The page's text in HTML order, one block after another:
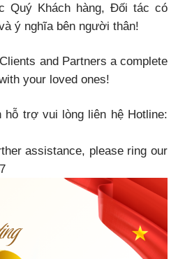
Quý Khách hàng, Đối tác có
ý nghĩa bên người thân!
and Partners a complete
your loved ones!
trợ vui lòng liên hệ Hotline:
assistance, please ring our